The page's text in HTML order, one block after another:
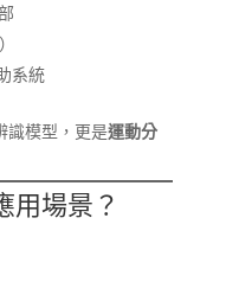
系統
識模型，更是運動分
用場景？